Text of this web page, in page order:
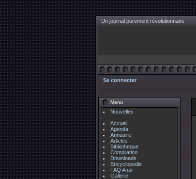
Un journal purement révolutionnaire
Se connecter
Menu
Nouvelles
Accueil
Agenda
Annuaire
Articles
Bibliotheque
Compilation
Downloads
Encyclopedie
FAQ Anar
Gallerie